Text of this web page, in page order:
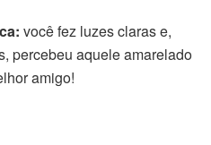
você fez luzes claras e,
percebeu aquele amarelado
amigo!